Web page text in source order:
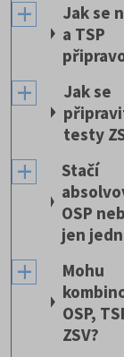
Jak se
a TSP
Jak se
testy
Stačí
OSP
jen
Mohu
OSP,
ZSV?